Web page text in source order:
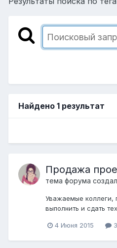
Найдено 1 результат
Продажа
тема форума создал
Уважаемые коллеги,
выполнить и сдать
4 Июня 2015